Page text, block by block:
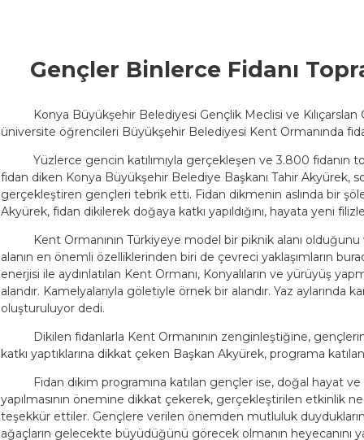
Gençler Binlerce Fidanı
Konya Büyükşehir Belediyesi Gençlik Meclisi ve
üniversite öğrencileri Büyükşehir Belediyesi Kent Ormanında
Yüzlerce gencin katılımıyla gerçekleşen ve 3.800 fidanın
fidan diken Konya Büyükşehir Belediye Başkanı Tahir Akyürek,
gerçekleştiren gençleri tebrik etti. Fidan dikmenin aslında bir
Akyürek, fidan dikilerek doğaya katkı yapıldığını, hayata yeni
Kent Ormanının Türkiyeye model bir piknik alanı
alanın en önemli özelliklerinden biri de çevreci yaklaşımların
enerjisi ile aydınlatılan Kent Ormanı, Konyalıların ve yürüyüş
alandır. Kamelyalarıyla göletiyle örnek bir alandır. Yaz aylarında
oluşturuluyor dedi.
Dikilen fidanlarla Kent Ormanının zenginleştiğine,
katkı yaptıklarına dikkat çeken Başkan Akyürek, programa
Fidan dikim programına katılan gençler ise, doğal hayat
yapılmasının önemine dikkat çekerek, gerçekleştirilen etkinlik
teşekkür ettiler. Gençlere verilen önemden mutluluk
ağaçların gelecekte büyüdüğünü görecek olmanın heyecanını